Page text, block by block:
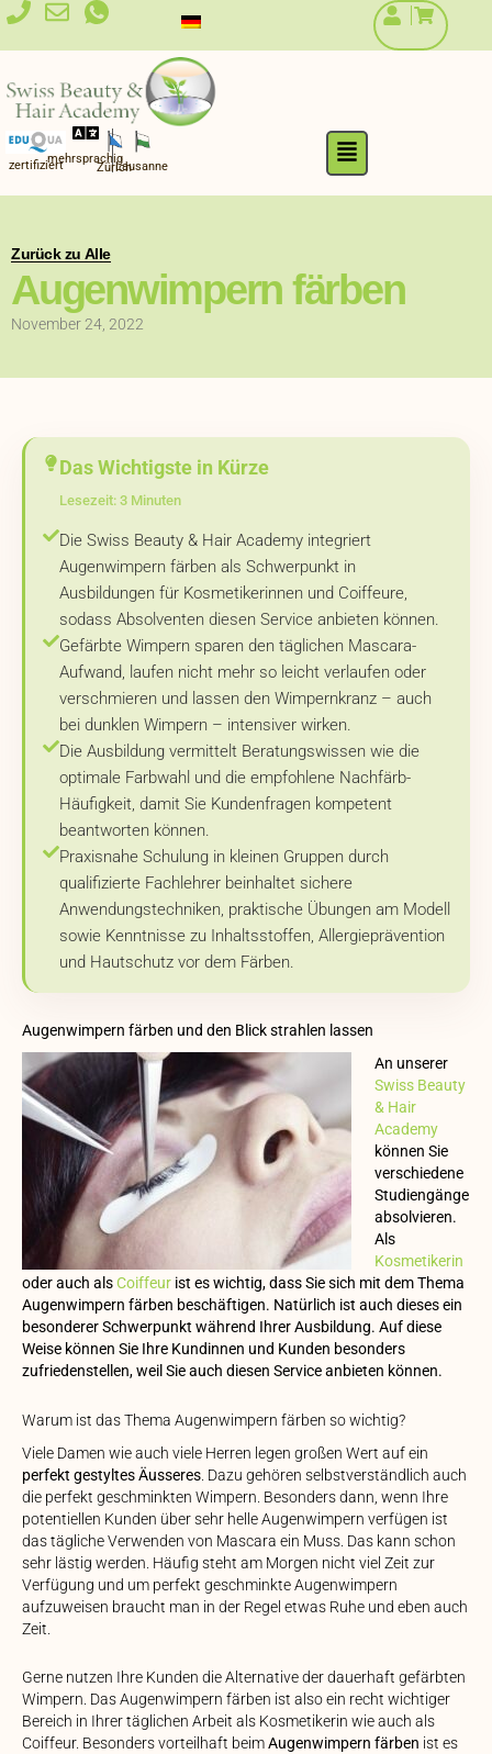
Zum
zertifiziertmehrsprachig
ZürichLausanne
Flyout
Menu
Zurück zu Alle
Augenwimpern färben
November 24, 2022
Das Wichtigste in Kürze
Lesezeit: 3 Minuten
Die Swiss Beauty & Hair Academy integriert
Augenwimpern färben als Schwerpunkt in
Ausbildungen für Kosmetikerinnen und Coiffeure,
sodass Absolventen diesen Service anbieten können.
Gefärbte Wimpern sparen den täglichen Mascara-
Aufwand, laufen nicht mehr so leicht verlaufen oder
verschmieren und lassen den Wimpernkranz – auch
bei dunklen Wimpern – intensiver wirken.
Die Ausbildung vermittelt Beratungswissen wie die
optimale Farbwahl und die empfohlene Nachfärb-
Häufigkeit, damit Sie Kundenfragen kompetent
beantworten können.
Praxisnahe Schulung in kleinen Gruppen durch
qualifizierte Fachlehrer beinhaltet sichere
Anwendungstechniken, praktische Übungen am Modell
sowie Kenntnisse zu Inhaltsstoffen, Allergieprävention
und Hautschutz vor dem Färben.
Augenwimpern färben und den Blick strahlen lassen
An unserer
Swiss Beauty
& Hair
Academy
können Sie
verschiedene
Studiengänge
absolvieren.
Als
Kosmetikerin
oder auch alsCoiffeur ist es wichtig, dass Sie sich mit dem Thema
Augenwimpern färben beschäftigen. Natürlich ist auch dieses ein
besonderer Schwerpunkt während Ihrer Ausbildung. Auf diese
Weise können Sie Ihre Kundinnen und Kunden besonders
zufriedenstellen, weil Sie auch diesen Service anbieten können.
Warum ist das Thema Augenwimpern färben so wichtig?
Viele Damen wie auch viele Herren legen großen Wert auf ein
perfekt gestyltes Äusseres . Dazu gehören selbstverständlich auch
die perfekt geschminkten Wimpern. Besonders dann, wenn Ihre
potentiellen Kunden über sehr helle Augenwimpern verfügen ist
das tägliche Verwenden von Mascara ein Muss. Das kann schon
sehr lästig werden. Häufig steht am Morgen nicht viel Zeit zur
Verfügung und um perfekt geschminkte Augenwimpern
aufzuweisen braucht man in der Regel etwas Ruhe und eben auch
Zeit.
Gerne nutzen Ihre Kunden die Alternative der dauerhaft gefärbten
Wimpern. Das Augenwimpern färben ist also ein recht wichtiger
Bereich in Ihrer täglichen Arbeit als Kosmetikerin wie auch als
Coiffeur. Besonders vorteilhaft beimAugenwimpern färben ist es